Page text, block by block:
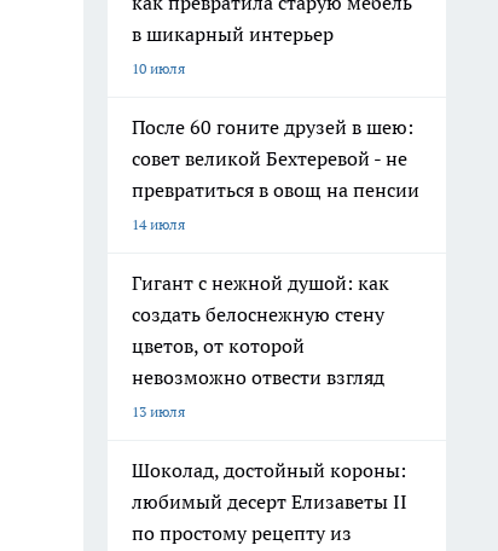
в шикарный интерьер
10 июля
После 60 гоните друзей в шею:
совет великой Бехтеревой - не
превратиться в овощ на пенсии
14 июля
Гигант с нежной душой: как
создать белоснежную стену
цветов, от которой
невозможно отвести взгляд
13 июля
Шоколад, достойный короны:
любимый десерт Елизаветы II
по простому рецепту из